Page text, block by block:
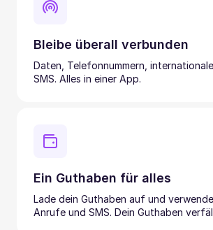
Bleibe überall verbunden
Daten, Telefonnummern,
SMS. Alles in einer App.
Ein Guthaben für alles
Lade dein Guthaben auf und
Anrufe und SMS. Dein Guthaben